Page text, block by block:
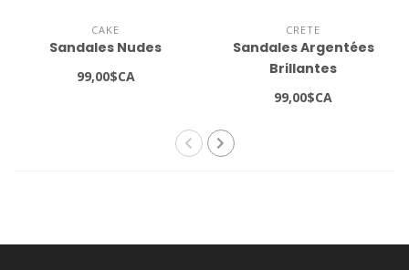
CAKE
Sandales Nudes
99,00$CA
CRETE
Sandales Argentées
Brillantes
99,00$CA